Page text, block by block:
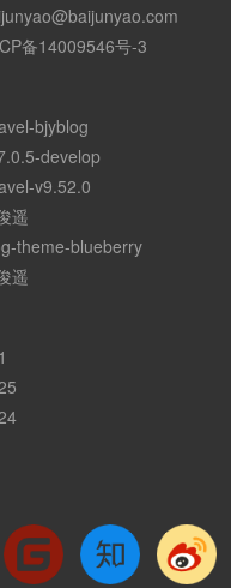
备14009546号-3
bjyblog
develop
v9.52.0
遥
theme-blueberry
遥